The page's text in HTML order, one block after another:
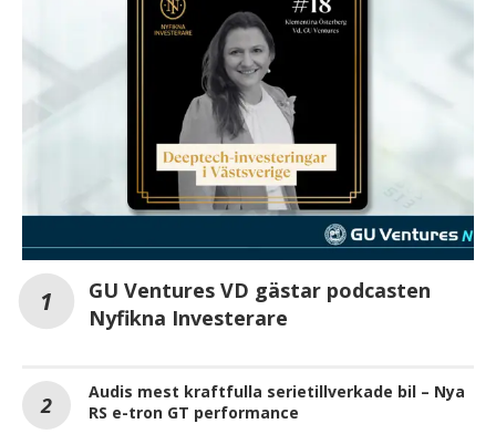
GU Ventures VD gästar podcasten
Nyfikna Investerare
Audis mest kraftfulla serietillverkade bil – Nya
RS e-tron GT performance